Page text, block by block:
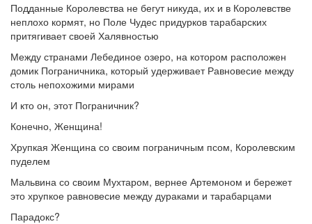
Подданные Королевства не бегут никуда, их и в Королевстве
неплохо кормят, но Поле Чудес придурков тарабарских
притягивает своей Халявностью
Между странами Лебединое озеро, на котором расположен
домик Пограничника, который удерживает Равновесие между
столь непохожими мирами
И кто он, этот Пограничник?
Конечно, Женщина!
Хрупкая Женщина со своим пограничным псом, Королевским
пуделем
Мальвина со своим Мухтаром, вернее Артемоном и бережет
это хрупкое равновесие между дураками и тарабарцами
Парадокс?